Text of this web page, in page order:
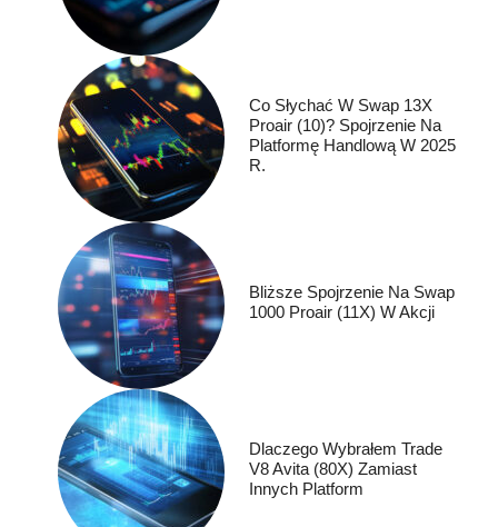
Co Słychać W Swap 13X
Proair (10)? Spojrzenie Na
Platformę Handlową W 2025
R.
Bliższe Spojrzenie Na Swap
1000 Proair (11X) W Akcji
Dlaczego Wybrałem Trade
V8 Avita (80X) Zamiast
Innych Platform